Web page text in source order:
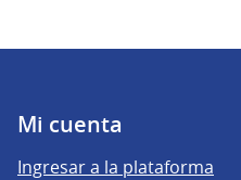
Mi cuenta
Ingresar a la plataforma